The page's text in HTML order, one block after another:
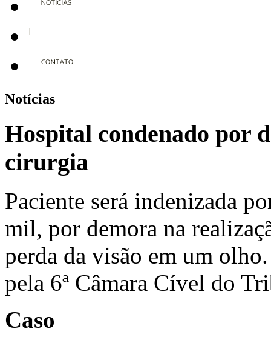
Notícias
Hospital condenado por
cirurgia
Paciente será indenizada
mil, por demora na
perda da visão em um
pela 6ª Câmara Cível do
Caso